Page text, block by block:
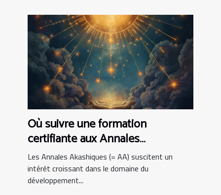
Où suivre une formation
certifiante aux Annales
Akashiques ?
Les Annales Akashiques (= AA) suscitent un
intérêt croissant dans le domaine du
développement...